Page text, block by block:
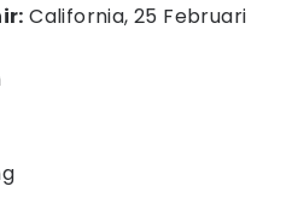
California, 25 Februari